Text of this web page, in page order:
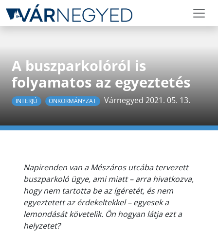
A buszparkolóról is
folyamatos az egyeztetés
INTERJÚ ÖNKORMÁNYZAT Várnegyed 2021. 05. 13.
Napirenden van a Mészáros utcába tervezett
buszparkoló ügye, ami miatt – arra hivatkozva,
hogy nem tartotta be az ígéretét, és nem
egyeztetett az érdekeltekkel – egyesek a
lemondását követelik. Ön hogyan látja ezt a
helyzetet?